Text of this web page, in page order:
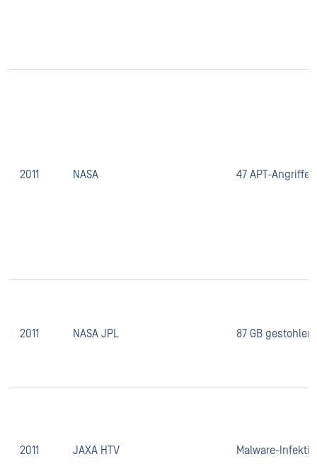
2011 NASA 47 APT-Angriffe
2011 NASA JPL 87 GB gestohlen
2011 JAXA HTV Malware-